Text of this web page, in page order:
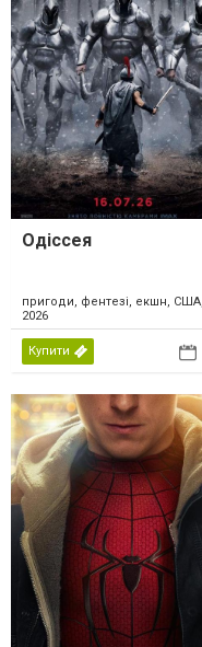
Одіссея
пригоди, фентезі, екшн, США,
2026
Купити